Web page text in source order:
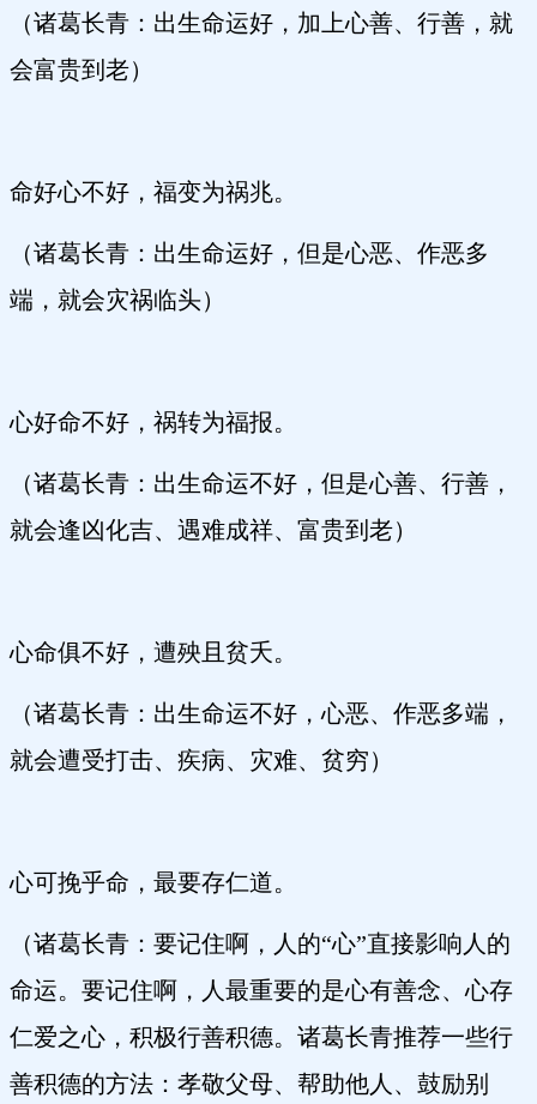
（诸葛长青：出生命运好，加上心善、行善，就
会富贵到老）
命好心不好，福变为祸兆。
（诸葛长青：出生命运好，但是心恶、作恶多
端，就会灾祸临头）
心好命不好，祸转为福报。
（诸葛长青：出生命运不好，但是心善、行善，
就会逢凶化吉、遇难成祥、富贵到老）
心命俱不好，遭殃且贫夭。
（诸葛长青：出生命运不好，心恶、作恶多端，
就会遭受打击、疾病、灾难、贫穷）
心可挽乎命，最要存仁道。
（诸葛长青：要记住啊，人的“心”直接影响人的
命运。要记住啊，人最重要的是心有善念、心存
仁爱之心，积极行善积德。诸葛长青推荐一些行
善积德的方法：孝敬父母、帮助他人、鼓励别